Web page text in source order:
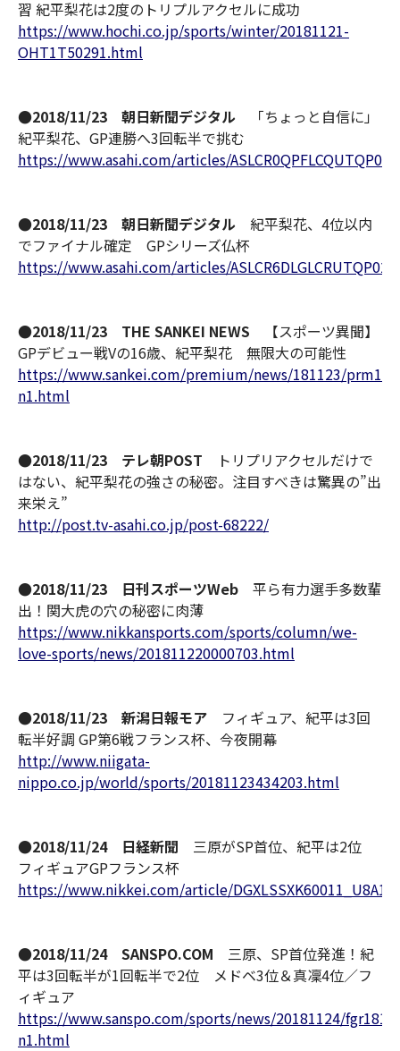
習 紀平梨花は2度のトリプルアクセルに成功
https://www.hochi.co.jp/sports/winter/20181121-
OHT1T50291.html
●2018/11/23 朝日新聞デジタル 「ちょっと自信に」
紀平梨花、GP連勝へ3回転半で挑む
https://www.asahi.com/articles/
●2018/11/23 朝日新聞デジタル 紀平梨花、4位以内
でファイナル確定 GPシリーズ仏杯
https://www.asahi.com/articles/
●2018/11/23 THE SANKEI NEWS 【スポーツ異聞】
GPデビュー戦Vの16歳、紀平梨花 無限大の可能性
https://www.sankei.com/premium/news/181123/
n1.html
●2018/11/23 テレ朝POST トリプリアクセルだけで
はない、紀平梨花の強さの秘密。注目すべきは驚異の”出
来栄え”
http://post.tv-asahi.co.jp/post-68222/
●2018/11/23 日刊スポーツWeb 平ら有力選手多数輩
出！関大虎の穴の秘密に肉薄
https://www.nikkansports.com/sports/column/we-
love-sports/news/201811220000703.html
●2018/11/23 新潟日報モア フィギュア、紀平は3回
転半好調 GP第6戦フランス杯、今夜開幕
http://www.niigata-
nippo.co.jp/world/sports/20181123434203.html
●2018/11/24 日経新聞 三原がSP首位、紀平は2位
フィギュアGPフランス杯
https://www.nikkei.com/article/
●2018/11/24 SANSPO.COM 三原、SP首位発進！紀
平は3回転半が1回転半で2位 メドベ3位＆真凜4位／フ
ィギュア
https://www.sanspo.com/sports/news/20181124/
n1.html